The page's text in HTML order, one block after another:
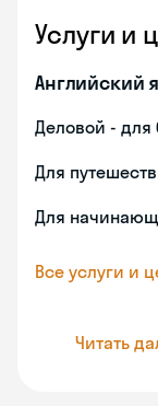
Услуги и
Английский
Деловой - для
Для
Для
Все услуги и
Читать